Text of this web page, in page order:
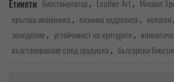
Етикети биостимулатор Leather Art Михаил
кръгова икономика, ензимна хидролиза, колаген,
земеделие, устойчивост на културите,
възстановяване след градушка, български